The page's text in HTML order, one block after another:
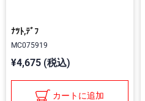
ﾅﾂﾄ,ﾃﾞﾌ
MC075919
¥4,675 (税込)
カートに追加